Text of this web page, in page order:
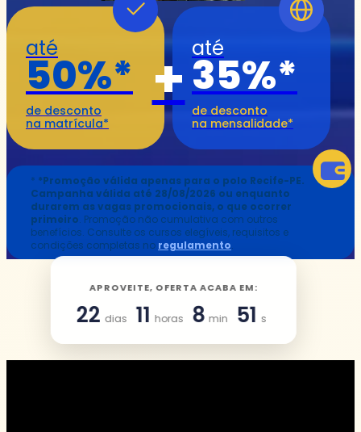
até
50%*
de desconto
na matrícula*
+ até
35%*
de desconto
na mensalidade*
* *Promoção válida apenas para o polo Recife-PE.
Campanha válida até 28/08/2026 ou enquanto
durarem as vagas promocionais, o que ocorrer
primeiro. Promoção não cumulativa com outros
benefícios. Consulte os cursos elegíveis, requisitos e
condições completas no regulamento.
APROVEITE, OFERTA ACABA EM:
22 dias 11 horas 8 min 50 s